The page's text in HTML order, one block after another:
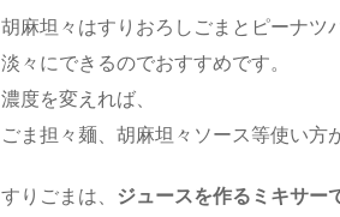
胡麻坦々はすりおろしごまとピーナツ
淡々にできるのでおすすめです。
濃度を変えれば、
ごま担々麺、胡麻坦々ソース等使い方
すりごまは、 ジュースを作るミキサー